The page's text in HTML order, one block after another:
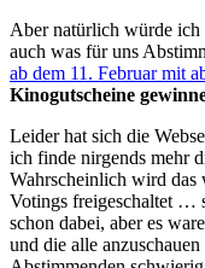
Aber natürlich würde ich
auch was für uns
ab dem 11. Februar mit
Kinogutscheine
Leider hat sich die
ich finde nirgends mehr
Wahrscheinlich wird das
Votings freigeschaltet …
schon dabei, aber es
und die alle